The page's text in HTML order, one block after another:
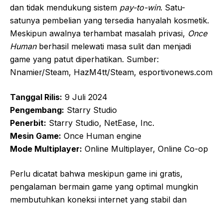
dan tidak mendukung sistem pay-to-win. Satu-
satunya pembelian yang tersedia hanyalah kosmetik.
Meskipun awalnya terhambat masalah privasi, Once
Humanberhasil melewati masa sulit dan menjadi
game yang patut diperhatikan. Sumber:
Nnamier/Steam, HazM4tt/Steam, esportivonews.com
Tanggal Rilis: 9 Juli 2024
Pengembang: Starry Studio
Penerbit: Starry Studio, NetEase, Inc.
Mesin Game: Once Human engine
Mode Multiplayer: Online Multiplayer, Online Co-op
Perlu dicatat bahwa meskipun game ini gratis,
pengalaman bermain game yang optimal mungkin
membutuhkan koneksi internet yang stabil dan